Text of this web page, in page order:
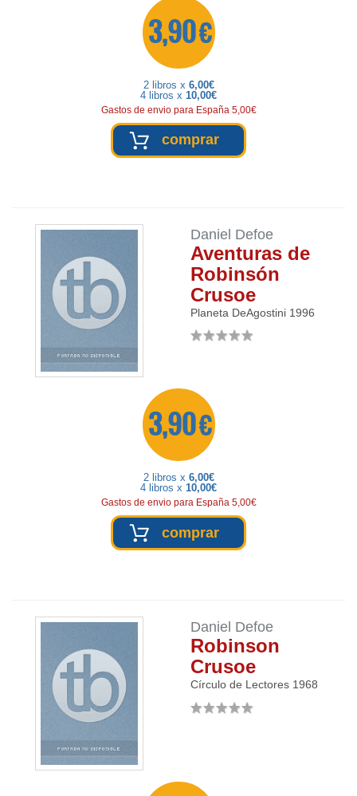
3,90 €
2 libros x 6,00€
4 libros x 10,00€
Gastos de envio para España 5,00€
comprar
Daniel Defoe
Aventuras de
Robinsón
Crusoe
Planeta DeAgostini 1996
3,90 €
2 libros x 6,00€
4 libros x 10,00€
Gastos de envio para España 5,00€
comprar
Daniel Defoe
Robinson
Crusoe
Círculo de Lectores 1968